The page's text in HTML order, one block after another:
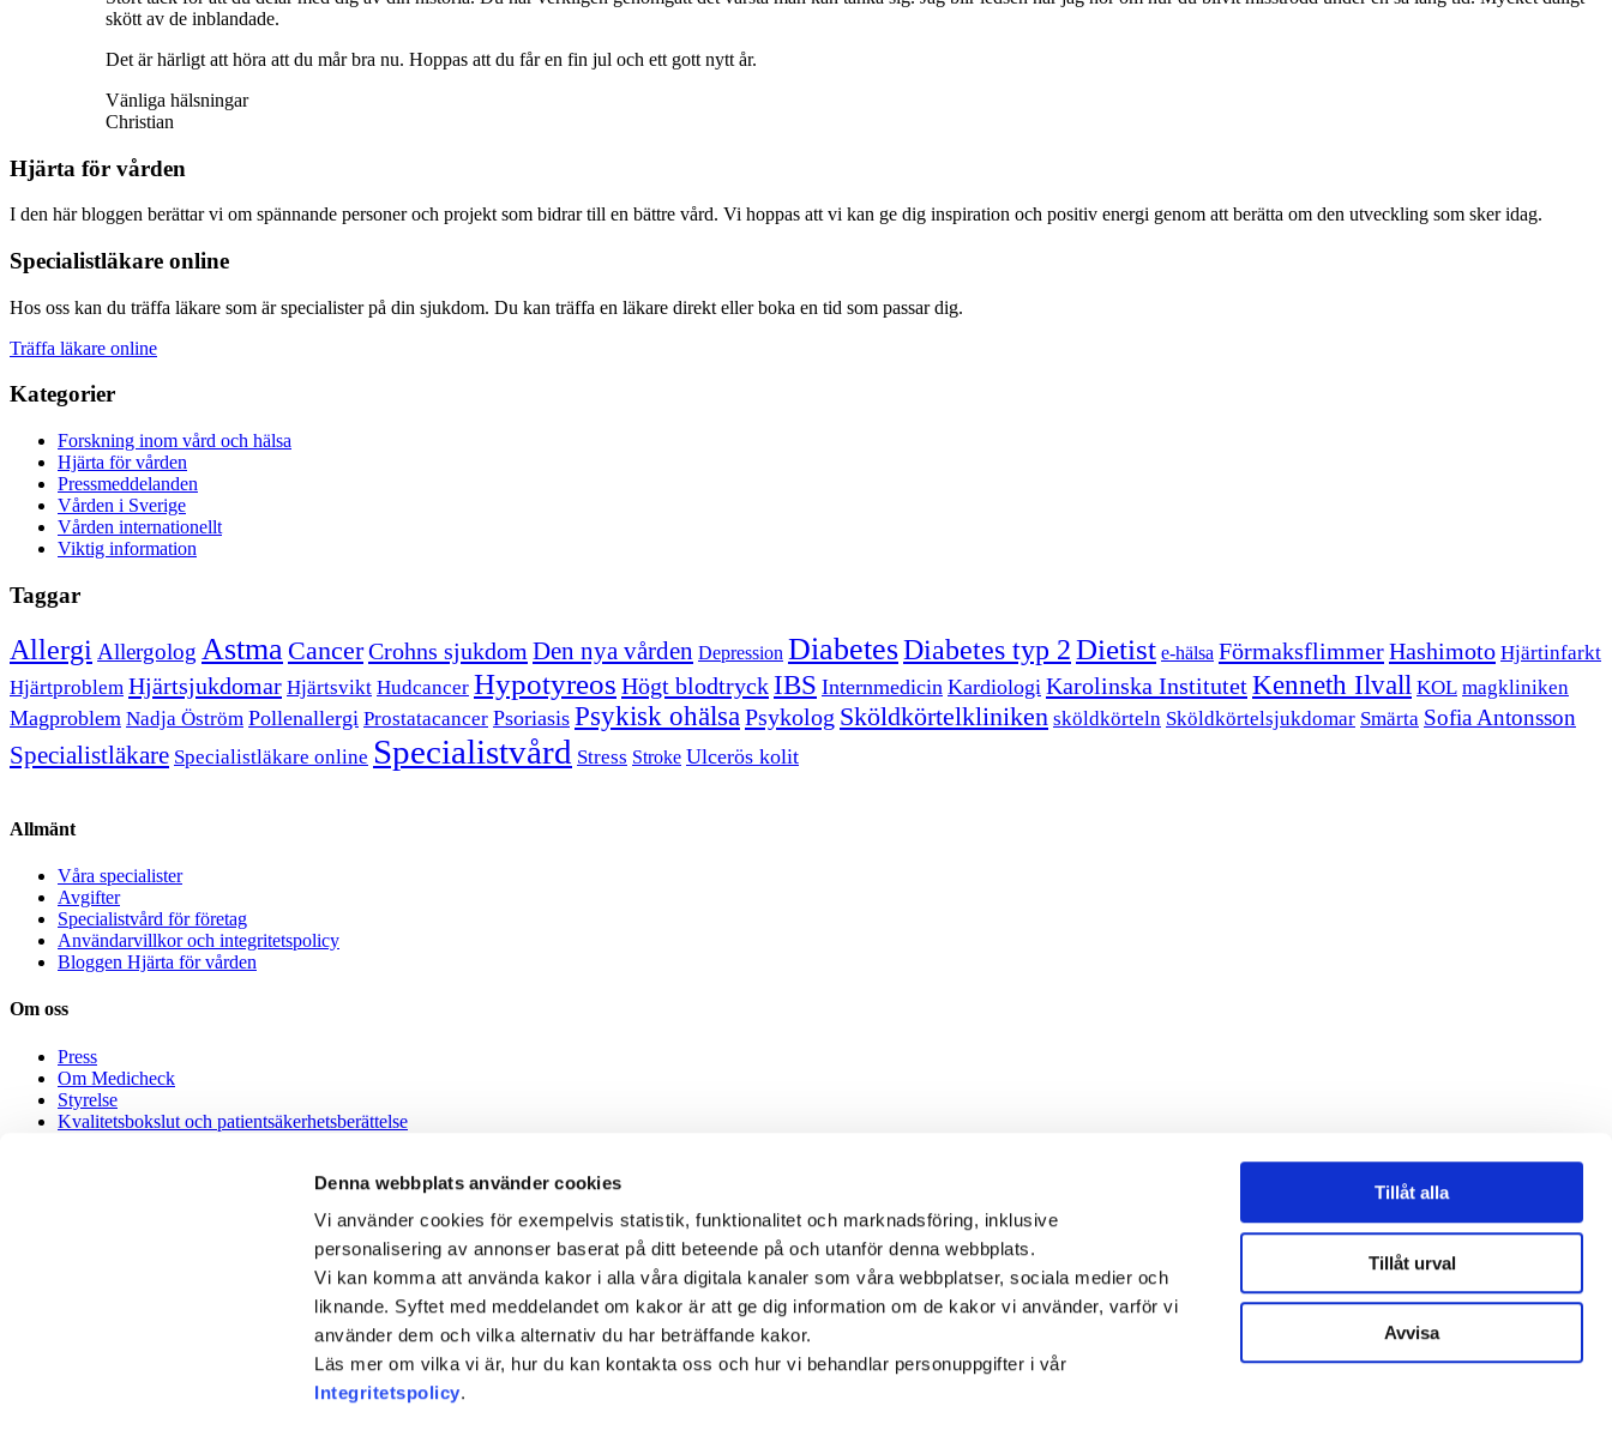
Denna webbplats använder cookies
Vi använder cookies för exempelvis statistik, funktionalitet och marknadsföring, inklusive
personalisering av annonser baserat på ditt beteende på och utanför denna webbplats.
Vi kan komma att använda kakor i alla våra digitala kanaler som våra webbplatser, sociala medier och
liknande. Syftet med meddelandet om kakor är att ge dig information om de kakor vi använder, varför vi
använder dem och vilka alternativ du har beträffande kakor.
Läs mer om vilka vi är, hur du kan kontakta oss och hur vi behandlar personuppgifter i vår
Integritetspolicy.
Tillåt alla
Tillåt urval
Avvisa
skött av de inblandade.
Det är härligt att höra att du mår bra nu. Hoppas att du får en fin jul och ett gott nytt år.
Vänliga hälsningar
Christian
Hjärta för vården
I den här bloggen berättar vi om spännande personer och projekt som bidrar till en bättre vård. Vi hoppas att vi kan ge dig inspiration och positiv energi genom att berätta om den utveckling som sker idag.
Specialistläkare online
Hos oss kan du träffa läkare som är specialister på din sjukdom. Du kan träffa en läkare direkt eller boka en tid som passar dig.
Träffa läkare online
Kategorier
Forskning inom vård och hälsa
Hjärta för vården
Pressmeddelanden
Vården i Sverige
Vården internationellt
Viktig information
Taggar
Allergi Allergolog Astma CancerCrohns sjukdom Den nya vården Depression DiabetesDiabetes typ 2Dietist e-hälsa FörmaksflimmerHashimoto Hjärtinfarkt
Hjärtproblem Hjärtsjukdomar Hjärtsvikt Hudcancer Hypotyreos Högt blodtryckIBS Internmedicin Kardiologi Karolinska InstitutetKenneth Ilvall KOL magkliniken
Magproblem Nadja Öström Pollenallergi Prostatacancer Psoriasis Psykisk ohälsa Psykolog Sköldkörtelkliniken sköldkörteln Sköldkörtelsjukdomar Smärta Sofia Antonsson
Specialistläkare Specialistläkare online Specialistvård Stress Stroke Ulcerös kolit
Allmänt
Våra specialister
Avgifter
Specialistvård för företag
Användarvillkor och integritetspolicy
Bloggen Hjärta för vården
Om oss
Press
Om Medicheck
Styrelse
Kvalitetsbokslut och patientsäkerhetsberättelse
English and multi lingual speaking doctors